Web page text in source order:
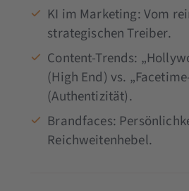
KI im Marketing: Vom
strategischen Treiber.
Content-Trends:
(High End) vs.
(Authentizität).
Brandfaces:
Reichweitenhebel.